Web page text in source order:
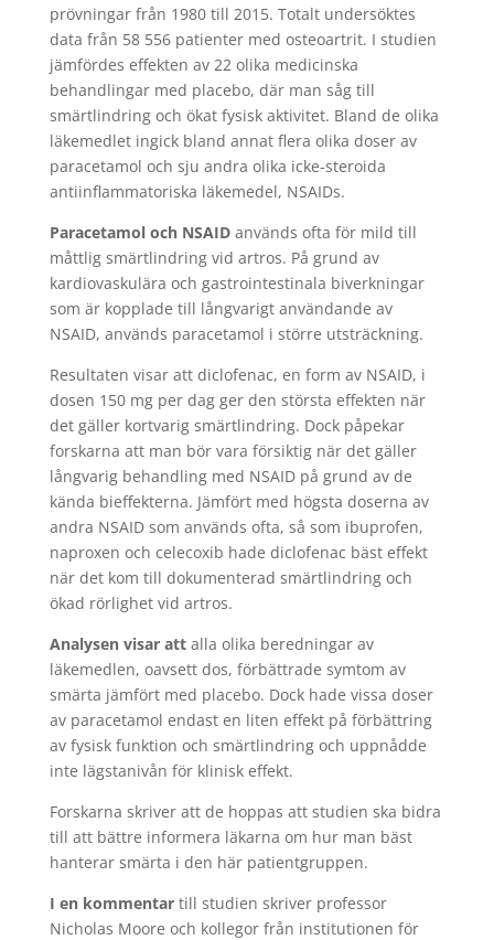
prövningar från 1980 till 2015. Totalt undersöktes
data från 58 556 patienter med osteoartrit. I studien
jämfördes effekten av 22 olika medicinska
behandlingar med placebo, där man såg till
smärtlindring och ökat fysisk aktivitet. Bland de olika
läkemedlet ingick bland annat flera olika doser av
paracetamol och sju andra olika icke-steroida
antiinflammatoriska läkemedel, NSAIDs.
Paracetamol och NSAIDanvänds ofta för mild till
måttlig smärtlindring vid artros. På grund av
kardiovaskulära och gastrointestinala biverkningar
som är kopplade till långvarigt användande av
NSAID, används paracetamol i större utsträckning.
Resultaten visar att diclofenac, en form av NSAID, i
dosen 150 mg per dag ger den största effekten när
det gäller kortvarig smärtlindring. Dock påpekar
forskarna att man bör vara försiktig när det gäller
långvarig behandling med NSAID på grund av de
kända bieffekterna. Jämfört med högsta doserna av
andra NSAID som används ofta, så som ibuprofen,
naproxen och celecoxib hade diclofenac bäst effekt
när det kom till dokumenterad smärtlindring och
ökad rörlighet vid artros.
Analysen visar att alla olika beredningar av
läkemedlen, oavsett dos, förbättrade symtom av
smärta jämfört med placebo. Dock hade vissa doser
av paracetamol endast en liten effekt på förbättring
av fysisk funktion och smärtlindring och uppnådde
inte lägstanivån för klinisk effekt.
Forskarna skriver att de hoppas att studien ska bidra
till att bättre informera läkarna om hur man bäst
hanterar smärta i den här patientgruppen.
I en kommentartill studien skriver professor
Nicholas Moore och kollegor från institutionen för